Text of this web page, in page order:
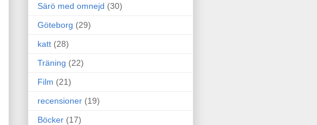
Särö med omnejd (30)
Göteborg (29)
katt (28)
Träning (22)
Film (21)
recensioner (19)
Böcker (17)